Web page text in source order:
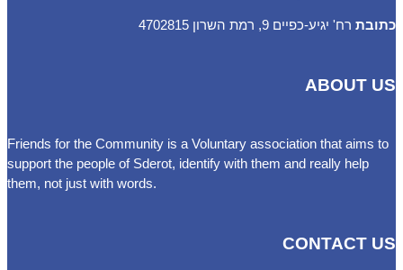
כתובת רח' יגיע-כפיים 9, רמת השרון 4702815
ABOUT US
Friends for the Community is a Voluntary association that aims to
support the people of Sderot, identify with them and really help
them, not just with words.
CONTACT US